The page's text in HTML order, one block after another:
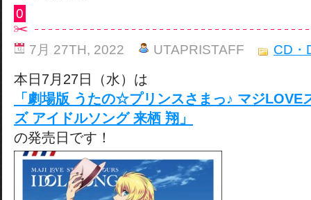
0
7月 27TH, 2022 UTAPRISTAFF CD・
本日7月27日（水）は
「劇場版 うたの☆プリンスさまっ♪ マジLOVE
ズ アイドルソング 来栖 翔」
の発売日です！